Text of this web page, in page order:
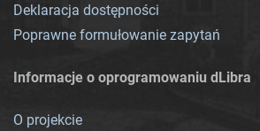
Deklaracja dostępności
Poprawne formułowanie zapytań
Informacje o oprogramowaniu dLibra
O projekcie